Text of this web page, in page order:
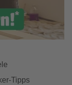
Tipps